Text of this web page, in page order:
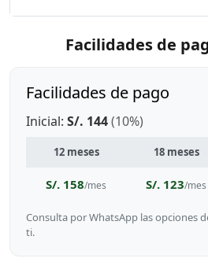
Facilidades de
Facilidades de pago
Inicial: S/. 144(10%)
12 meses 18 meses
S/. 158/mes S/. 123/mes
Consulta por WhatsApp las opciones
ti.